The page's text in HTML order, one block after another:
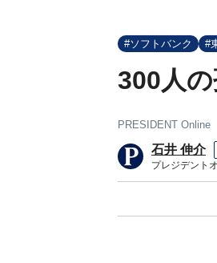
#ソフトバンク #
300人
PRESIDENT Online
石井 伸介
プレジデント